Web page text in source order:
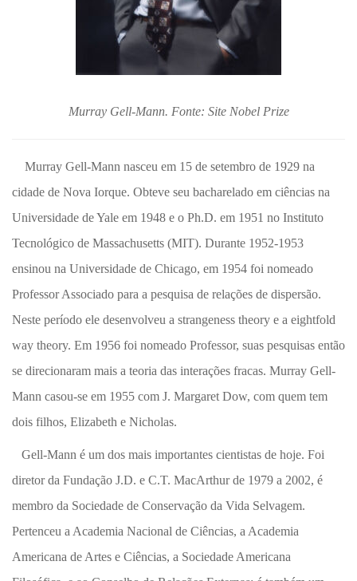
Murray Gell-Mann. Fonte: Site Nobel Prize
Murray Gell-Mann nasceu em 15 de setembro de 1929 na
cidade de Nova Iorque. Obteve seu bacharelado em ciências na
Universidade de Yale em 1948 e o Ph.D. em 1951 no Instituto
Tecnológico de Massachusetts (MIT). Durante 1952-1953
ensinou na Universidade de Chicago, em 1954 foi nomeado
Professor Associado para a pesquisa de relações de dispersão.
Neste período ele desenvolveu a strangeness theory e a eightfold
way theory. Em 1956 foi nomeado Professor, suas pesquisas então
se direcionaram mais a teoria das interações fracas. Murray Gell-
Mann casou-se em 1955 com J. Margaret Dow, com quem tem
dois filhos, Elizabeth e Nicholas.
Gell-Mann é um dos mais importantes cientistas de hoje. Foi
diretor da Fundação J.D. e C.T. MacArthur de 1979 a 2002, é
membro da Sociedade de Conservação da Vida Selvagem.
Pertenceu a Academia Nacional de Ciências, a Academia
Americana de Artes e Ciências, a Sociedade Americana